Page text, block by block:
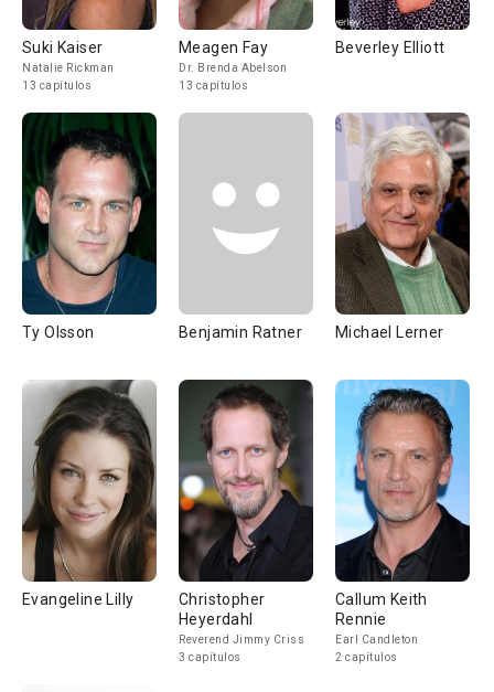
Suki Kaiser
Natalie Rickman
13 capítulos
Meagen Fay
Dr. Brenda Abelson
13 capítulos
Beverley Elliott
Ty Olsson Benjamin Ratner Michael Lerner
Evangeline Lilly
Christopher
Heyerdahl
Reverend Jimmy Criss
3 capítulos
Callum Keith
Rennie
Earl Candleton
2 capítulos